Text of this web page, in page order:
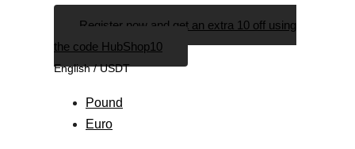
Register now and get an extra 10 off using
the code HubShop10
English / USDT
Pound
Euro